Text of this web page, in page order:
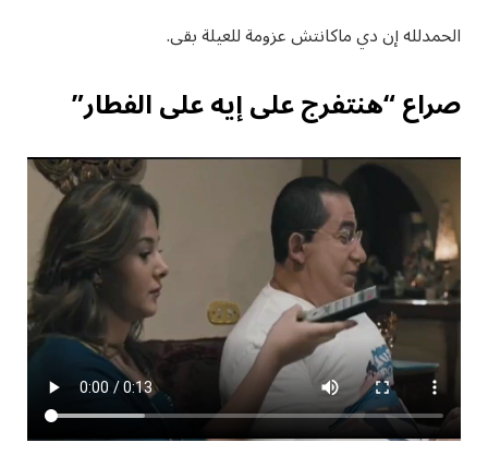
الحمدلله إن دي ماكانتش عزومة للعيلة بقى.
صراع “هنتفرج على إيه على الفطار”